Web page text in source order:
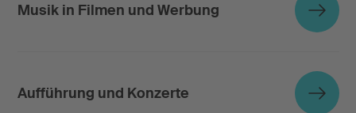
Musik in Filmen und Werbung
Aufführung und Konzerte